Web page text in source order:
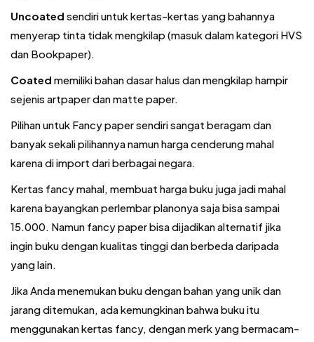
Uncoated sendiri untuk kertas-kertas yang bahannya
menyerap tinta tidak mengkilap (masuk dalam kategori HVS
dan Bookpaper).
Coated memiliki bahan dasar halus dan mengkilap hampir
sejenis artpaper dan matte paper.
Pilihan untuk Fancy paper sendiri sangat beragam dan
banyak sekali pilihannya namun harga cenderung mahal
karena di import dari berbagai negara.
Kertas fancy mahal, membuat harga buku juga jadi mahal
karena bayangkan perlembar planonya saja bisa sampai
15.000. Namun fancy paper bisa dijadikan alternatif jika
ingin buku dengan kualitas tinggi dan berbeda daripada
yang lain.
Jika Anda menemukan buku dengan bahan yang unik dan
jarang ditemukan, ada kemungkinan bahwa buku itu
menggunakan kertas fancy, dengan merk yang bermacam-